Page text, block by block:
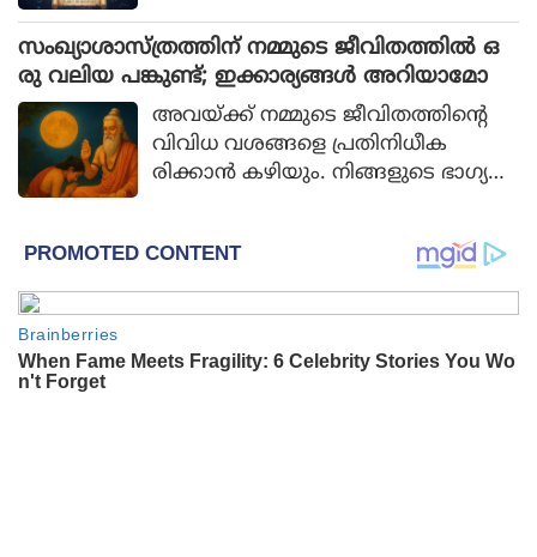
യിലേക്കുള്ള അവരുടെ സംക്രമണം
ജീവിതത്തില്‍ പ്രധാന മാറ്റങ്ങള്‍ക്ക്
കാരണമാകും.
സംഖ്യാശാസ്ത്രത്തിന് നമ്മുടെ ജീവിതത്തില്‍ ഒ
രു വലിയ പങ്കുണ്ട്; ഇക്കാര്യങ്ങള്‍ അറിയാമോ
അവയ്ക്ക് നമ്മുടെ ജീവിതത്തിന്റെ
വിവിധ വശങ്ങളെ പ്രതിനിധീക
രിക്കാന്‍ കഴിയും. നിങ്ങളുടെ ഭാഗ്യന